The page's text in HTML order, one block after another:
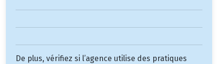
De plus, vérifiez si l’agence utilise des pratiques